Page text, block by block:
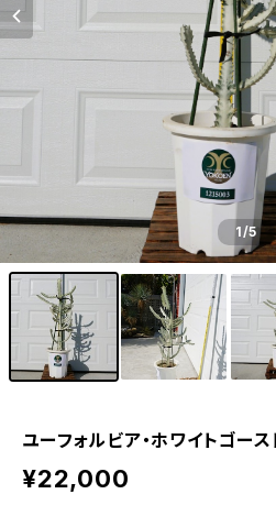
1/5
ユーフォルビア・ホワイトゴー
¥22,000